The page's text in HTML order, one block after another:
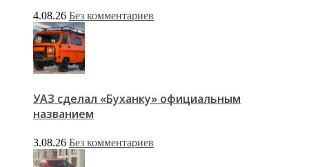
4.08.26 Без комментариев
УАЗ сделал «Буханку» официальным
названием
3.08.26 Без комментариев